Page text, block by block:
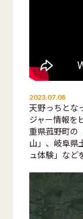
2023.07.08
天野っちとな
ジャー情報を
重県菰野町の
山」、岐阜県
ュ体験」など